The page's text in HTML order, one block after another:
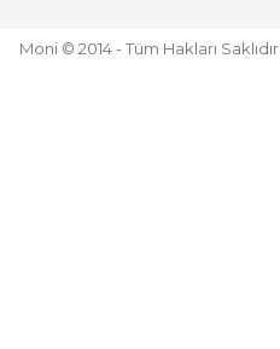
Moni © 2014 - Tüm Hakları Saklıdır